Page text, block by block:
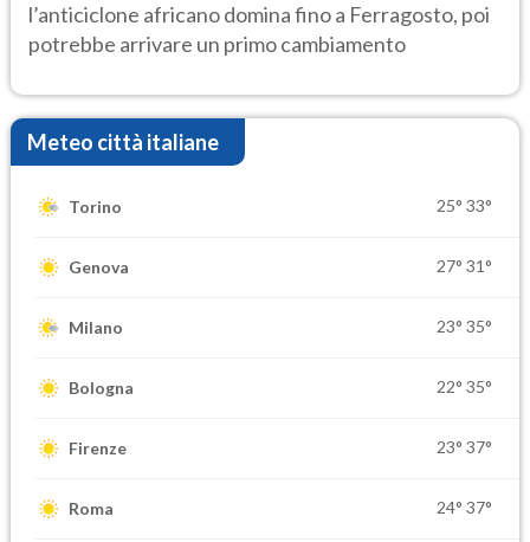
l’anticiclone africano domina fino a Ferragosto, poi
potrebbe arrivare un primo cambiamento
Meteo città italiane
Torino 25° 33°
Genova 27° 31°
Milano 23° 35°
Bologna 22° 35°
Firenze 23° 37°
Roma 24° 37°